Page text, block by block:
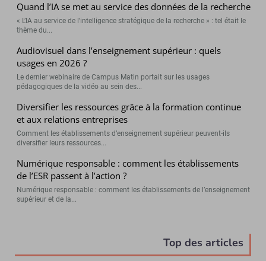
Quand l’IA se met au service des données de la recherche
« L’IA au service de l’intelligence stratégique de la recherche » : tel était le
thème du...
Audiovisuel dans l’enseignement supérieur : quels
usages en 2026 ?
Le dernier webinaire de Campus Matin portait sur les usages
pédagogiques de la vidéo au sein des...
Diversifier les ressources grâce à la formation continue
et aux relations entreprises
Comment les établissements d’enseignement supérieur peuvent-ils
diversifier leurs ressources...
Numérique responsable : comment les établissements
de l’ESR passent à l’action ?
Numérique responsable : comment les établissements de l’enseignement
supérieur et de la...
Top des articles